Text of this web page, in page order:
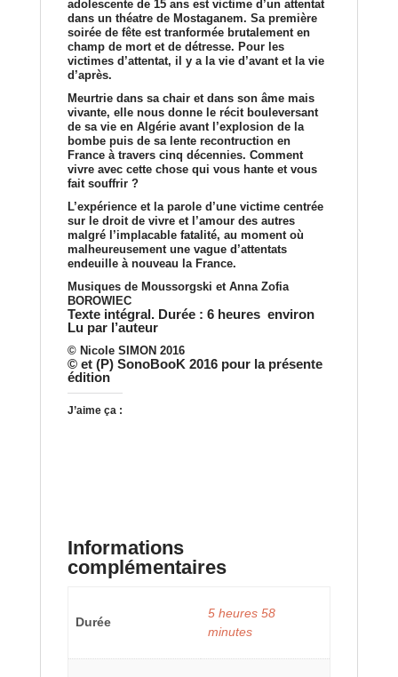
adolescente de 15 ans est victime d’un attentat
dans un théatre de Mostaganem. Sa première
soirée de fête est tranformée brutalement en
champ de mort et de détresse. Pour les
victimes d’attentat, il y a la vie d’avant et la vie
d’après.
Meurtrie dans sa chair et dans son âme mais
vivante, elle nous donne le récit bouleversant
de sa vie en Algérie avant l’explosion de la
bombe puis de sa lente recontruction en
France à travers cinq décennies. Comment
vivre avec cette chose qui vous hante et vous
fait souffrir ?
L’expérience et la parole d’une victime centrée
sur le droit de vivre et l’amour des autres
malgré l’implacable fatalité, au moment où
malheureusement une vague d’attentats
endeuille à nouveau la France.
Musiques de Moussorgski et Anna Zofia
BOROWIEC
Texte intégral. Durée : 6 heures environ
Lu par l’auteur
© Nicole SIMON 2016
© et (P) SonoBooK 2016 pour la présente
édition
J’aime ça :
Informations
complémentaires
Durée
5 heures 58
minutes